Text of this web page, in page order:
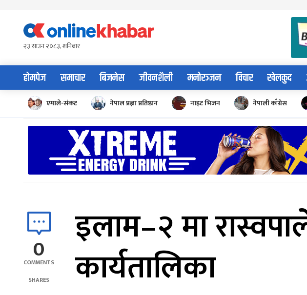
content२३ साउन २०८३, शनिबार
होमपेज समाचार बिजनेस जीवनशैली मनोरञ्जन विचार खेलकुद
एमाले-संकट नेपाल प्रज्ञा प्रतिष्ठान नाइट भिजन नेपाली काँग्रेस
0
COMMENTS
SHARES
इलाम–२ मा
कार्यतालिका